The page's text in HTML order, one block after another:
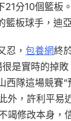
21分10個籃板
板球手，迪
忍， 包養網終
是實時的掉敗
隊這場競賽
外，許利平易
竭修改本身，